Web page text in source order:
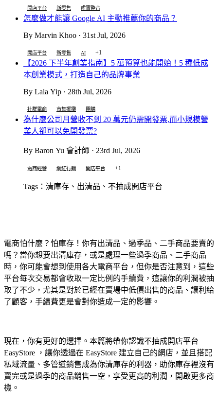
開店平台 新零售 虛實整合
怎麼做才能讓 Google AI 主動推薦你的商品？
By Marvin Khoo · 31st Jul, 2026
開店平台 新零售 AI +1
【2026 下半年創業指南】5 萬預算也能開始！5 種低成
本創業模式，打造自己的品牌事業
By Lala Yip · 28th Jul, 2026
社群電商 市集擺攤 團購
為什麼公司月營收不到 20 萬元仍需開發票,而小規模營
業人卻可以免開發票?
By Baron Yu 會計師 · 23rd Jul, 2026
電商經營 網紅行銷 開店平台 +1
Tags：清庫存、出清品、不抽成開店平台
電商怕什麼？怕庫存！你有出清品、過季品、二手商品要賣的
嗎？當你想要出清庫存，或是處理一些過季商品、二手商品
時，你可能會想到使用各大電商平台，但你是否注意到，這些
平台每次交易都會收取一定比例的手續費，這讓你的利潤被抽
取了不少，尤其是對於已經在賣場中低價出售的商品、讓利給
了顧客，手續費更是會對你造成一定的影響。
現在，你有更好的選擇。本篇將帶你認識不抽成開店平台
EasyStore ，讓你透過在 EasyStore 建立自己的網店，並且搭配
私域流量、多管道銷售成為你清庫存的利器，助你庫存裡沒有
賣完或是過季的商品銷售一空，享受更高的利潤，開啟更多商
機。